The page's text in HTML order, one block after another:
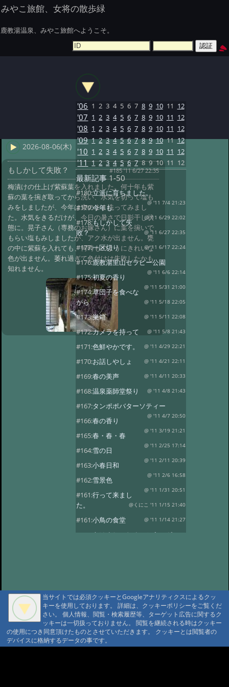
みやこ旅館、女将の散歩緑
鹿教湯温泉、みやこ旅館へようこそ。
2026-08-06(木)
もしかして失敗？ #185 '11 6/27 22:35
梅漬けの仕上げ紫蘇葉を入れました。何十年も紫
蘇の葉を捥ぎ取ってから洗い、水気を切って塩も
みをしましたが、今年は束のまま洗ってみまし
た。水気をきるだけが、今日の暑さで日影干し状
態に。晃子さん（専務のお嫁さん）に葉を捥いで
もらい塩もみしましたが、アク水が出ません。甕
の中に紫蘇を入れても、何時ものようにきれいな
色が出ません。萎れ過ぎて色付けは失敗したかも
知れません。
'06 1 2 3 4 5 6 7 8 9 10 11 12
'07 1 2 3 4 5 6 7 8 9 10 11 12
'08 1 2 3 4 5 6 7 8 9 10 11 12
'09 1 2 3 4 5 6 7 8 9 10 11 12
'10 1 2 3 4 5 6 7 8 9 10 11 12
'11 1 2 3 4 5 6 7 8 9 10 11 12
最新記事1-50
#180:立派に育ちました。
@ '11 7/4 21:23
#179:今年も
@ '11 6/29 22:02
#178:もしかして失
敗？
@ '11 6/27 22:35
#177:一区切り @ '11 6/17 22:24
#176:鹿教湯里山セラピー公園
@ '11 6/6 22:14
#175:初夏の香り
@ '11 5/31 21:00
#174:草団子を食べな
がら
@ '11 5/18 22:05
#173:巣箱 @ '11 5/11 22:08
#172:カメラを持って @ '11 5/8 21:43
#171:色鮮やかです。 @ '11 4/29 22:21
#170:お話しやしょ @ '11 4/21 22:11
#169:春の美声 @ '11 4/11 20:33
#168:温泉薬師堂祭り @ '11 4/8 21:43
#167:タンポポバターソティー
@ '11 4/7 20:50
#166:春の香り
@ '11 3/19 21:21
#165:春・春・春
@ '11 2/25 17:14
#164:雪の日
@ '11 2/11 20:39
#163:小春日和
@ '11 2/6 16:58
#162:雪景色
@ '11 1/31 20:51
#161:行って来まし
た。
@くにこ '11 1/15 21:40
#161:小鳥の食堂 @ '11 1/14 21:27
#160:あけましておめでとうござい
#157:今日は疲れました。
@ '10 11/29 22:37
#156:寒い朝です。
@ '10 11/19 22:16
#155:そろそろ冬支度
@ '10 11/4 10:30
#154:白い峰
#153:ふじばかまとア
当サイトでは必須クッキーとGoogleアナリティクスによるクッ
キーを使用しております。 詳細は、クッキーポリシーをご覧くだ
さい。 個人情報、閲覧・検索履歴等、ターゲット広告に関するク
ッキーは一切扱っておりません。 閲覧を継続される時はクッキー
の使用につき同意頂けたものとさせていただきます。 クッキーとは閲覧者の
デバイスに格納するデータの事です。